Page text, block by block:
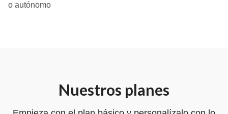
o autónomo
Nuestros planes